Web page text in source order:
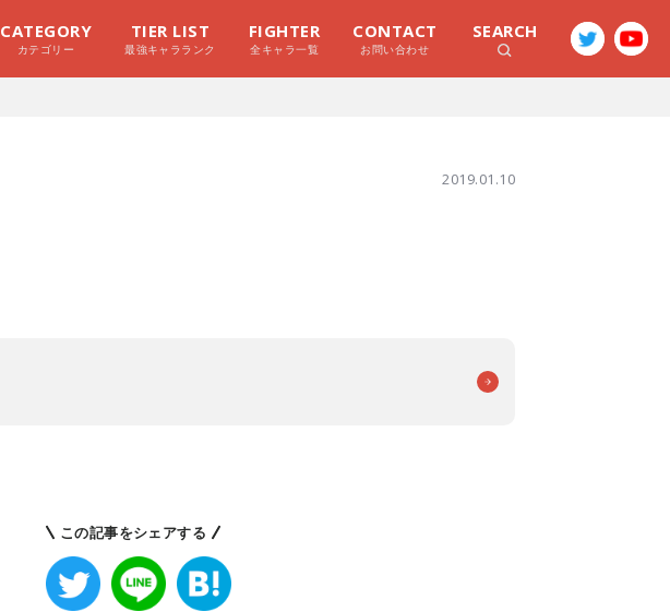
CATEGORY
カテゴリー
TIER LIST
最強キャラランク
FIGHTER
全キャラ一覧
CONTACT
お問い合わせ
SEARCH
2019.01.10
この記事をシェアする